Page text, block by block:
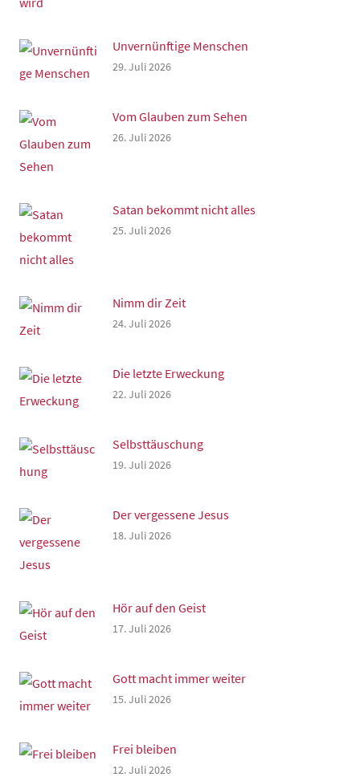
Unvernünftige Menschen
29. Juli 2026
Vom Glauben zum Sehen
26. Juli 2026
Satan bekommt nicht alles
25. Juli 2026
Nimm dir Zeit
24. Juli 2026
Die letzte Erweckung
22. Juli 2026
Selbsttäuschung
19. Juli 2026
Der vergessene Jesus
18. Juli 2026
Hör auf den Geist
17. Juli 2026
Gott macht immer weiter
15. Juli 2026
Frei bleiben
12. Juli 2026